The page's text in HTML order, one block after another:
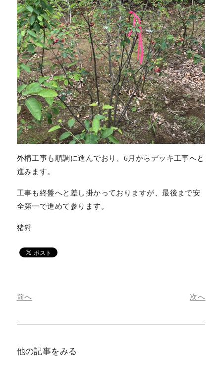
外構工事も順調に進んでおり、6月からデッキ工事へと
進みます。
工事も終盤へと差し掛かっておりますが、最後まで安
全第一で進めて参ります。
猪狩
前へ 次へ
他の記事をみる